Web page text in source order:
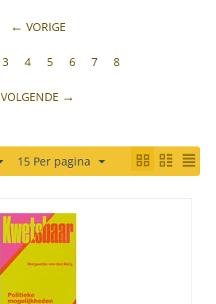
VORIGE
3 4 5 6 7 8
VOLGENDE
15 Per pagina